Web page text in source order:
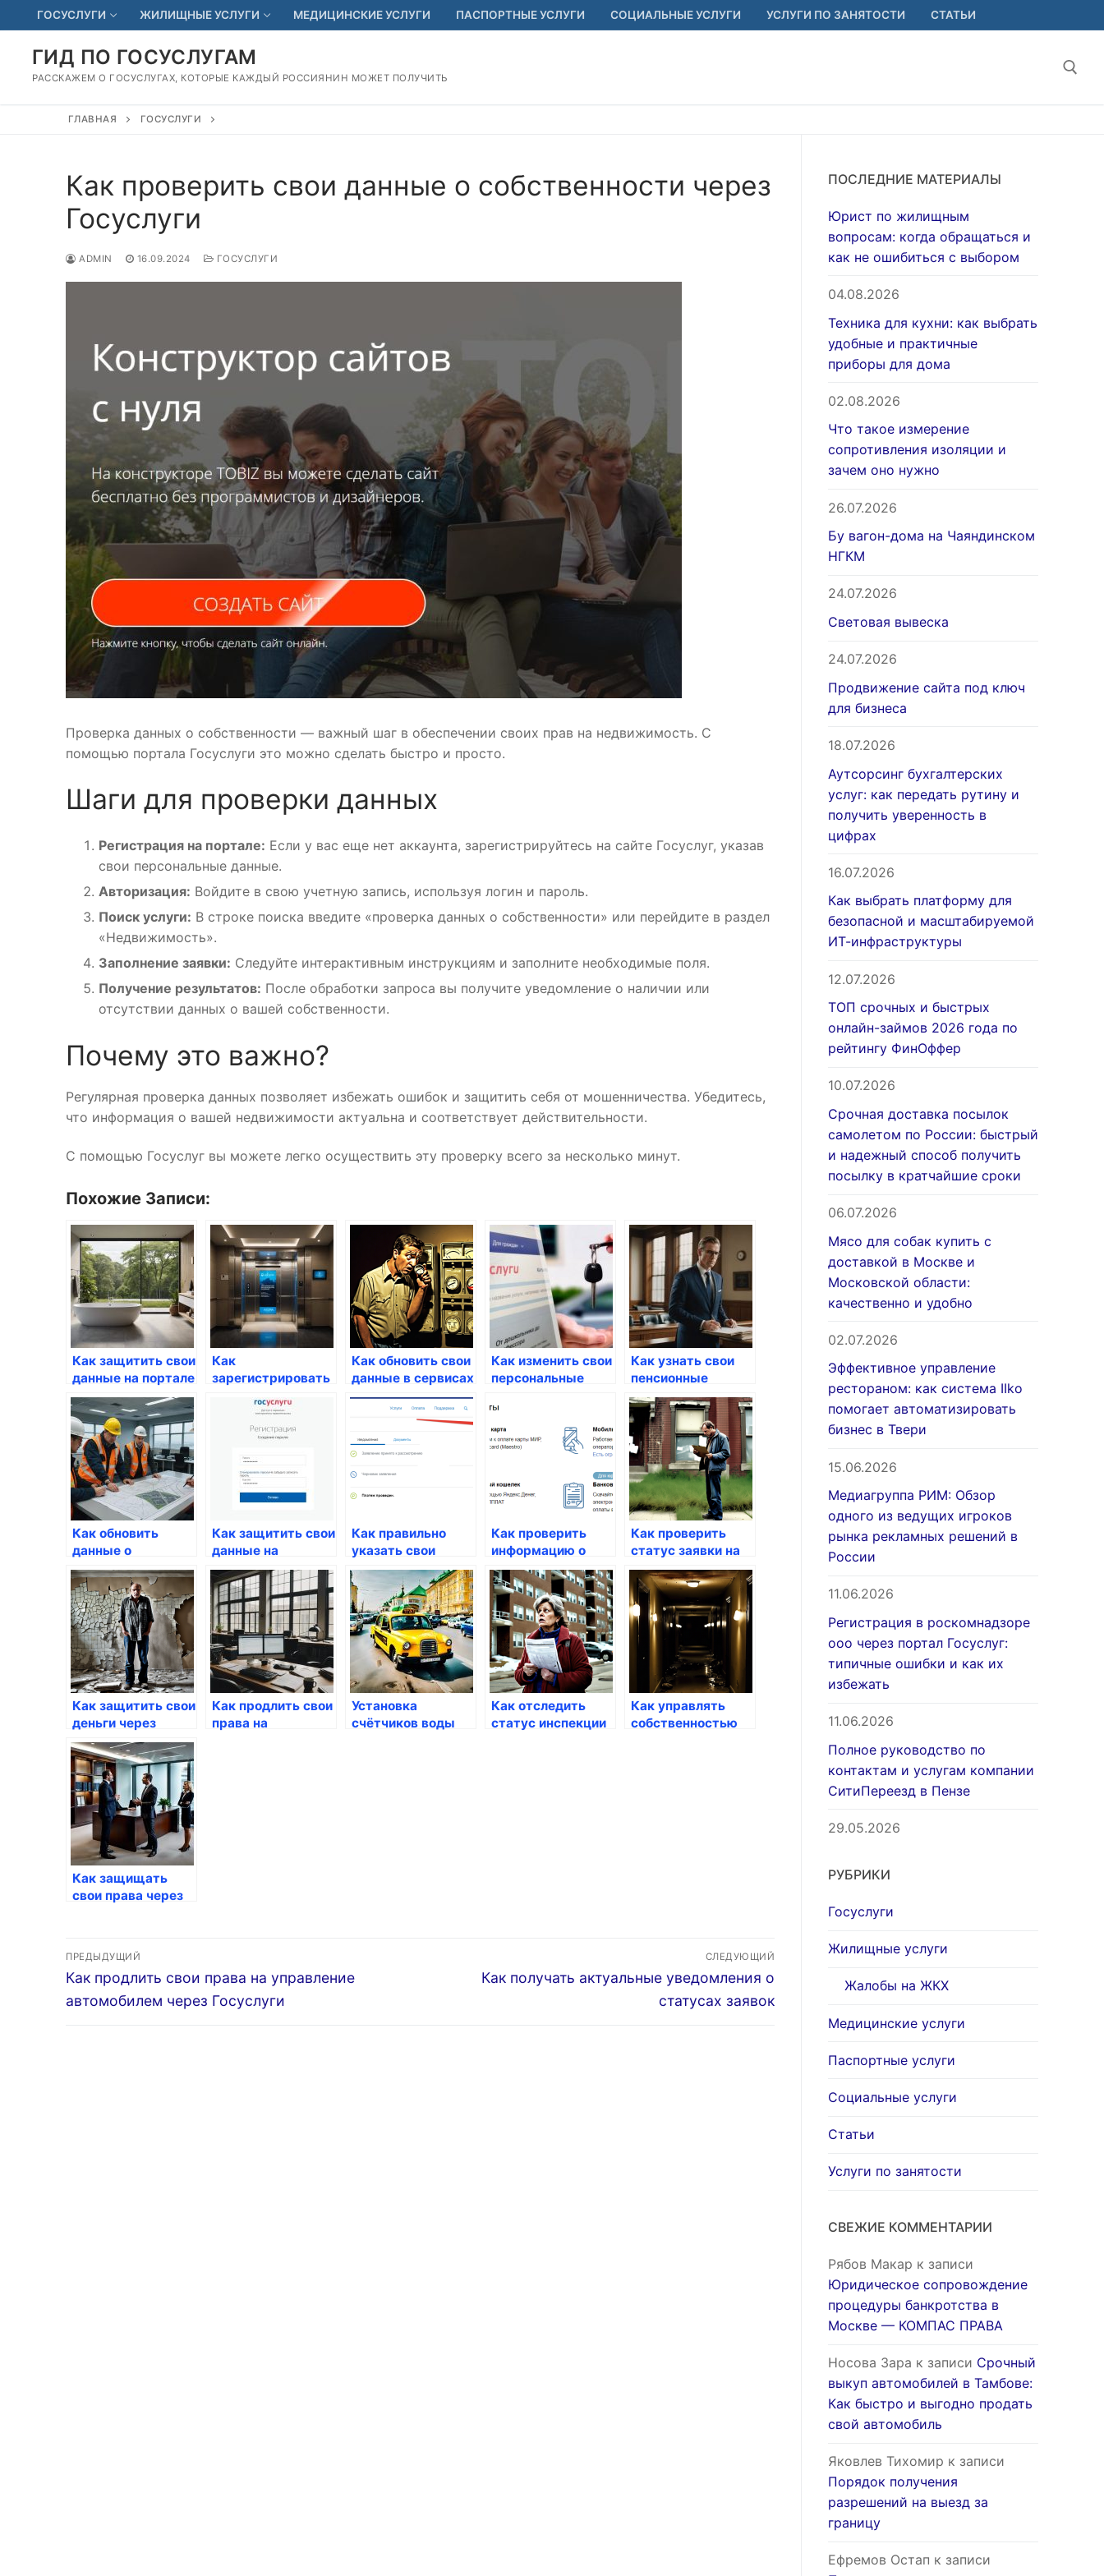
Перейти
к
содержимому
ГОСУСЛУГИ ЖИЛИЩНЫЕ УСЛУГИ МЕДИЦИНСКИЕ УСЛУГИ ПАСПОРТНЫЕ УСЛУГИ СОЦИАЛЬНЫЕ УСЛУГИ УСЛУГИ ПО ЗАНЯТОСТИ СТАТЬИ
ГИД ПО ГОСУСЛУГАМ
РАССКАЖЕМ О ГОСУСЛУГАХ, КОТОРЫЕ КАЖДЫЙ РОССИЯНИН МОЖЕТ ПОЛУЧИТЬ
ГЛАВНАЯ ГОСУСЛУГИ
Как проверить свои данные о собственности через
Госуслуги
ADMIN 16.09.2024 ГОСУСЛУГИ
Проверка данных о собственности — важный шаг в обеспечении своих прав на недвижимость. С
помощью портала Госуслуги это можно сделать быстро и просто.
Шаги для проверки данных
Регистрация на портале: Если у вас еще нет аккаунта, зарегистрируйтесь на сайте Госуслуг, указав
свои персональные данные.
Авторизация: Войдите в свою учетную запись, используя логин и пароль.
Поиск услуги: В строке поиска введите «проверка данных о собственности» или перейдите в раздел
«Недвижимость».
Заполнение заявки: Следуйте интерактивным инструкциям и заполните необходимые поля.
Получение результатов: После обработки запроса вы получите уведомление о наличии или
отсутствии данных о вашей собственности.
Почему это важно?
Регулярная проверка данных позволяет избежать ошибок и защитить себя от мошенничества. Убедитесь,
что информация о вашей недвижимости актуальна и соответствует действительности.
С помощью Госуслуг вы можете легко осуществить эту проверку всего за несколько минут.
Похожие Записи:
Как защитить свои
данные на портале
Госуслуги
Как
зарегистрировать
свою частную
собственность
через госуслуги
Как обновить свои
данные в сервисах
госуслуг
Как изменить свои
персональные
Госуслугах
Как узнать свои
пенсионные
накопления через
Госуслуги
Как обновить
данные о
недвижимости в
реестре
Как защитить свои
данные на
Госуслугах
Как правильно
указать свои
данные на
Госуслугах
Как проверить
информацию о
своих налогах
через Госуслуги
Как проверить
статус заявки на
Госуслугах
Как защитить свои
деньги через
Госуслуги
Как продлить свои
права на
Установка
счётчиков воды
Как отследить
статус инспекции
Как управлять
собственностью
Как защищать
свои права через
Навигация
по
ПРЕДЫДУЩИЙ
Предыдущая
запись:
Как продлить свои права на управление
автомобилем через Госуслуги
СЛЕДУЮЩИЙ
Следующая
Как получать актуальные уведомления о
статусах заявок
ПОСЛЕДНИЕ МАТЕРИАЛЫ
Юрист по жилищным
вопросам: когда обращаться и
как не ошибиться с выбором
04.08.2026
Техника для кухни: как выбрать
удобные и практичные
приборы для дома
02.08.2026
Что такое измерение
сопротивления изоляции и
зачем оно нужно
26.07.2026
Бу вагон-дома на Чаяндинском
НГКМ
24.07.2026
Световая вывеска
24.07.2026
Продвижение сайта под ключ
для бизнеса
18.07.2026
Аутсорсинг бухгалтерских
услуг: как передать рутину и
получить уверенность в
цифрах
16.07.2026
Как выбрать платформу для
безопасной и масштабируемой
ИТ-инфраструктуры
12.07.2026
ТОП срочных и быстрых
онлайн-займов 2026 года по
рейтингу ФинОффер
10.07.2026
Срочная доставка посылок
самолетом по России: быстрый
и надежный способ получить
посылку в кратчайшие сроки
06.07.2026
Мясо для собак купить с
доставкой в Москве и
Московской области:
качественно и удобно
02.07.2026
Эффективное управление
рестораном: как система IIko
помогает автоматизировать
бизнес в Твери
15.06.2026
Медиагруппа РИМ: Обзор
одного из ведущих игроков
рынка рекламных решений в
России
11.06.2026
Регистрация в роскомнадзоре
ооо через портал Госуслуг:
типичные ошибки и как их
избежать
11.06.2026
Полное руководство по
контактам и услугам компании
СитиПереезд в Пензе
29.05.2026
РУБРИКИ
Госуслуги
Жилищные услуги
Жалобы на ЖКХ
Медицинские услуги
Паспортные услуги
Социальные услуги
Статьи
Услуги по занятости
СВЕЖИЕ КОММЕНТАРИИ
Рябов Макар к записи
Юридическое сопровождение
процедуры банкротства в
Москве — КОМПАС ПРАВА
Носова Зара к записи Срочный
выкуп автомобилей в Тамбове:
Как быстро и выгодно продать
свой автомобиль
Яковлев Тихомир к записи
Порядок получения
разрешений на выезд за
границу
Ефремов Остап к записи